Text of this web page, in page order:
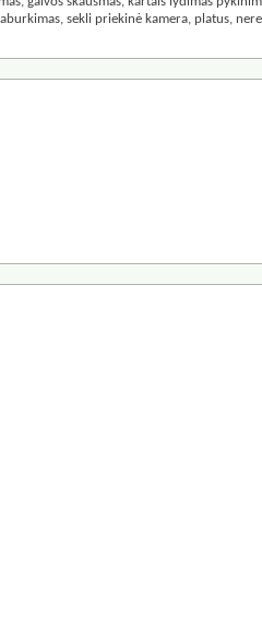
sekli priekinė kamera, platus,